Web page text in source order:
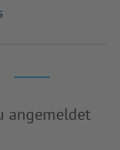
angemeldet